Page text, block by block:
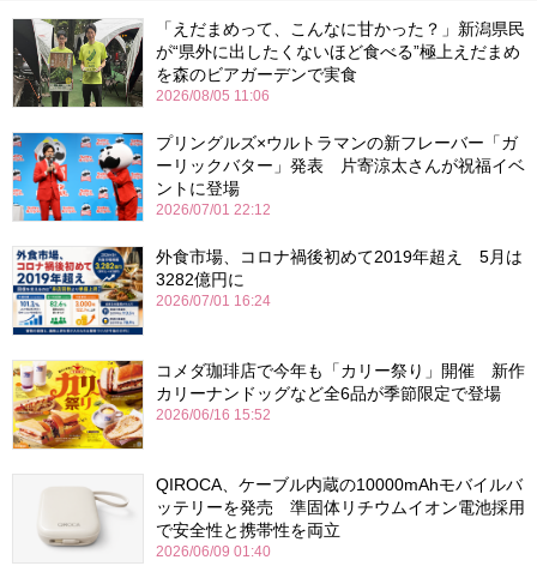
「えだまめって、こんなに甘かった？」新潟県民
が“県外に出したくないほど食べる”極上えだまめ
を森のビアガーデンで実食
2026/08/05 11:06
プリングルズ×ウルトラマンの新フレーバー「ガ
ーリックバター」発表 片寄涼太さんが祝福イベ
ントに登場
2026/07/01 22:12
外食市場、コロナ禍後初めて2019年超え 5月は
3282億円に
2026/07/01 16:24
コメダ珈琲店で今年も「カリー祭り」開催 新作
カリーナンドッグなど全6品が季節限定で登場
2026/06/16 15:52
QIROCA、ケーブル内蔵の10000mAhモバイルバ
ッテリーを発売 準固体リチウムイオン電池採用
で安全性と携帯性を両立
2026/06/09 01:40